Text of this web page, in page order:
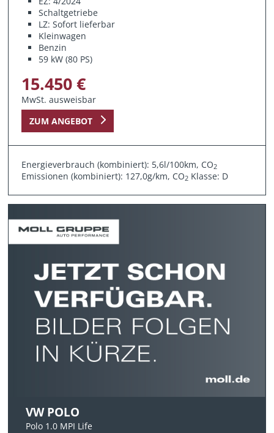
Schaltgetriebe
LZ: Sofort lieferbar
Kleinwagen
Benzin
59 kW (80 PS)
15.450 €
MwSt. ausweisbar
ZUM ANGEBOT
Energieverbrauch (kombiniert): 5,6l/100km, CO2
Emissionen (kombiniert): 127,0g/km, CO2 Klasse: D
VW POLO
Polo 1.0 MPI Life